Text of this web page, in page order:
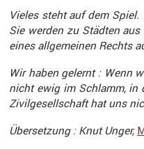
Vieles steht auf dem
Sie werden zu Städten
eines allge­meinen Rechts
Wir haben gelernt : Wenn
nicht ewig im Schlamm, in
Zivil­ge­sell­schaft hat uns
Überset­zung : Knut Unger,